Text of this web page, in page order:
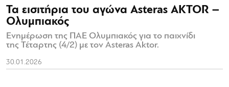
Τα εισιτήρια του αγώνα Asteras AKTOR –
Ολυμπιακός
Ενημέρωση της ΠΑΕ Ολυμπιακός για το παιχνίδι
της Τέταρτης (4/2) με τον Asteras Aktor.
30.01.2026